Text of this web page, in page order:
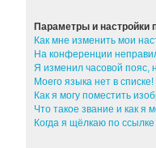
Параметры и настройки
Как мне изменить мои
На конференции
Я изменил часовой пояс,
Моего языка нет в списке!
Как я могу поместить
Что такое звание и как я
Когда я щёлкаю по